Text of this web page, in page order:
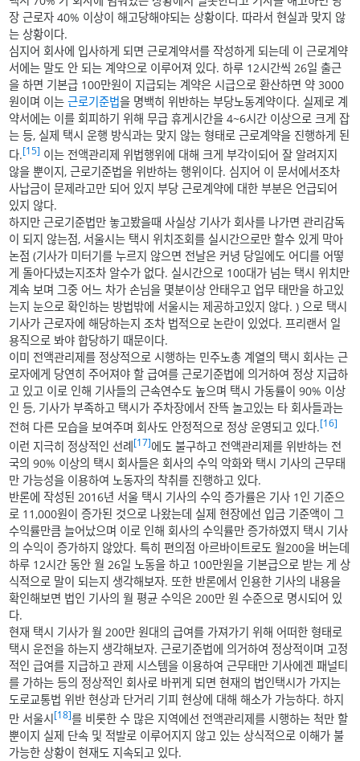
장 근로자 40% 이상이 해고당해야되는 상황이다. 따라서 현실과 맞지 않
는 상황이다.
심지어 회사에 입사하게 되면 근로계약서를 작성하게 되는데 이 근로계약
서에는 말도 안 되는 계약으로 이루어져 있다. 하루 12시간씩 26일 출근
을 하면 기본급 100만원이 지급되는 계약은 시급으로 환산하면 약 3000
원이며 이는근로기준법을 명백히 위반하는 부당노동계약이다. 실제로 계
약서에는 이를 회피하기 위해 무급 휴게시간을 4~6시간 이상으로 크게 잡
는 등, 실제 택시 운행 방식과는 맞지 않는 형태로 근로계약을 진행하게 된
다.[15] 이는 전액관리제 위법행위에 대해 크게 부각이되어 잘 알려지지
않을 뿐이지, 근로기준법을 위반하는 행위이다. 심지어 이 문서에서조차
사납금이 문제라고만 되어 있지 부당 근로계약에 대한 부분은 언급되어
있지 않다.
하지만 근로기준법만 놓고봤을때 사실상 기사가 회사를 나가면 관리감독
이 되지 않는점, 서울시는 택시 위치조회를 실시간으로만 할수 있게 막아
논점 (기사가 미터기를 누르지 않으면 전날은 커녕 당일에도 어디를 어떻
게 돌아다녔는지조차 알수가 없다. 실시간으로 100대가 넘는 택시 위치만
계속 보며 그중 어느 차가 손님을 몇분이상 안태우고 업무 태만을 하고있
는지 눈으로 확인하는 방법밖에 서울시는 제공하고있지 않다. ) 으로 택시
기사가 근로자에 해당하는지 조차 법적으로 논란이 있었다. 프리랜서 일
용직으로 봐야 합당하기 때문이다.
이미 전액관리제를 정상적으로 시행하는 민주노총 계열의 택시 회사는 근
로자에게 당연히 주어져야 할 급여를 근로기준법에 의거하여 정상 지급하
고 있고 이로 인해 기사들의 근속연수도 높으며 택시 가동률이 90% 이상
인 등, 기사가 부족하고 택시가 주차장에서 잔뜩 놀고있는 타 회사들과는
전혀 다른 모습을 보여주며 회사도 안정적으로 정상 운영되고 있다.[16]
이런 지극히 정상적인 선례[17]에도 불구하고 전액관리제를 위반하는 전
국의 90% 이상의 택시 회사들은 회사의 수익 악화와 택시 기사의 근무태
만 가능성을 이용하여 노동자의 착취를 진행하고 있다.
반론에 작성된 2016년 서울 택시 기사의 수익 증가률은 기사 1인 기준으
로 11,000원이 증가된 것으로 나왔는데 실제 현장에선 입금 기준액이 그
수익률만큼 늘어났으며 이로 인해 회사의 수익률만 증가하였지 택시 기사
의 수익이 증가하지 않았다. 특히 편의점 아르바이트로도 월200을 버는데
하루 12시간 동안 월 26일 노동을 하고 100만원을 기본급으로 받는 게 상
식적으로 말이 되는지 생각해보자. 또한 반론에서 인용한 기사의 내용을
확인해보면 법인 기사의 월 평균 수익은 200만 원 수준으로 명시되어 있
다.
현재 택시 기사가 월 200만 원대의 급여를 가져가기 위해 어떠한 형태로
택시 운전을 하는지 생각해보자. 근로기준법에 의거하여 정상적이며 고정
적인 급여를 지급하고 관제 시스템을 이용하여 근무태만 기사에겐 패널티
를 가하는 등의 정상적인 회사로 바뀌게 되면 현재의 법인택시가 가지는
도로교통법 위반 현상과 단거리 기피 현상에 대해 해소가 가능하다. 하지
만 서울시[18]를 비롯한 수 많은 지역에선 전액관리제를 시행하는 척만 할
뿐이지 실제 단속 및 적발로 이루어지지 않고 있는 상식적으로 이해가 불
가능한 상황이 현재도 지속되고 있다.